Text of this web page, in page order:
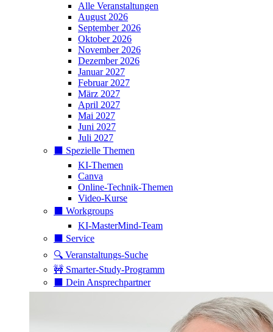
Alle Veranstaltungen
August 2026
September 2026
Oktober 2026
November 2026
Dezember 2026
Januar 2027
Februar 2027
März 2027
April 2027
Mai 2027
Juni 2027
Juli 2027
⬛️ Spezielle Themen
KI-Themen
Canva
Online-Technik-Themen
Video-Kurse
⬛️ Workgroups
KI-MasterMind-Team
⬛️ Service
🔍 Veranstaltungs-Suche
🚧 Smarter-Study-Programm
⬛️ Dein Ansprechpartner